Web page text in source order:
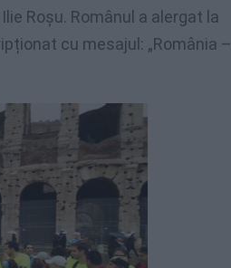
Roșu. Românul a alergat la
cu mesajul: „România –